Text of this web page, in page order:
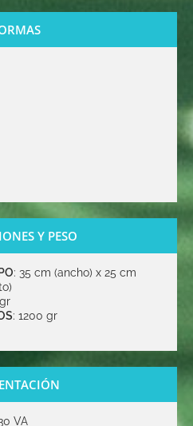
Y PESO
: 35 cm (ancho) x 25 cm
: 1200 gr
VA